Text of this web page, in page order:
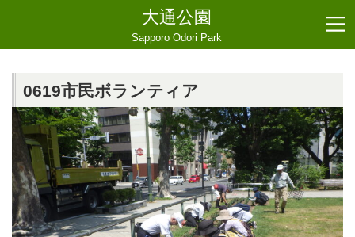
大通公園
Sapporo Odori Park
0619市民ボランティア